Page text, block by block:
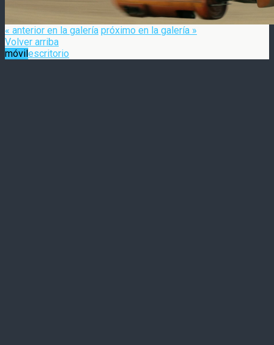
« anterior en la galería próximo en la galería »
Volver arriba
móvilescritorio